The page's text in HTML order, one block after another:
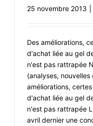
25 novembre 2013
Des améliorations,
d'achat liée au gel
n'est pas rattrapée
(analyses,
améliorations,
d'achat liée au gel
n'est pas rattrapée
avril dernier une